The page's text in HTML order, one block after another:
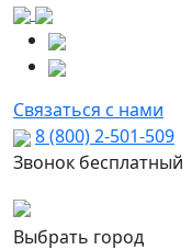
Связаться с нами
8 (800) 2-501-509
Звонок бесплатный
Выбрать город